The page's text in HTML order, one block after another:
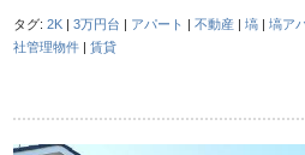
タグ:2K |3万円台 | アパート |不動産 |塙 |塙ア
社管理物件 |賃貸